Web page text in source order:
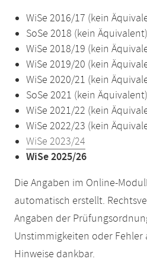
WiSe 2016/17 (kein
SoSe 2018 (kein Äquivalent)
WiSe 2018/19 (kein
WiSe 2019/20 (kein
WiSe 2020/21 (kein
SoSe 2021 (kein Äquivalent)
WiSe 2021/22 (kein
WiSe 2022/23 (kein
WiSe 2023/24
WiSe 2025/26
Die Angaben im Online-
automatisch erstellt.
Angaben der
Unstimmigkeiten oder
Hinweise dankbar.